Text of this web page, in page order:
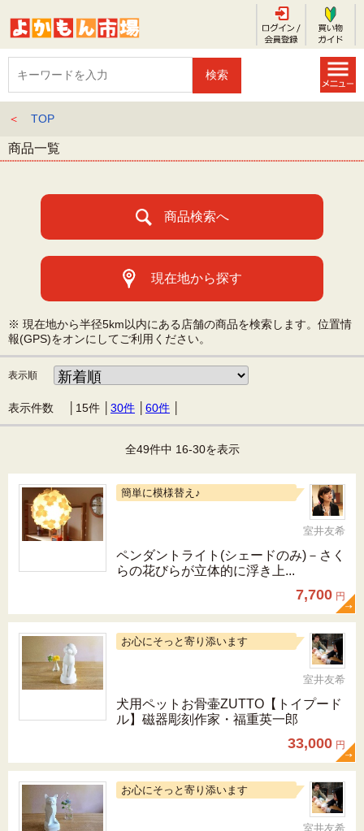
＜ TOP
商品一覧
商品検索へ
現在地から探す
※ 現在地から半径5km以内にある店舗の商品を検索します。位置情
報(GPS)をオンにしてご利用ください。
表示順
表示件数 │ 15件 30件 60件
全49件中 16-30を表示
簡単に模様替え♪
室井友希
ペンダントライト(シェードのみ)－さく
らの花びらが立体的に浮き上...
7,700 円
お心にそっと寄り添います
室井友希
犬用ペットお骨壷ZUTTO【トイプード
ル】磁器彫刻作家・福重英一郎
33,000 円
お心にそっと寄り添います
室井友希